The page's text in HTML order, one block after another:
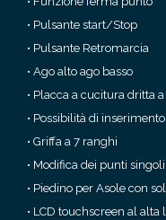
• Pulsante start/Stop
• Pulsante Retromarcia
• Ago alto ago basso
• Placca a cucitura dritta
• Possibilità di
• Griffa a 7 ranghi
• Modifica dei punti
• Piedino per Asole con
• LCD touchscreen al